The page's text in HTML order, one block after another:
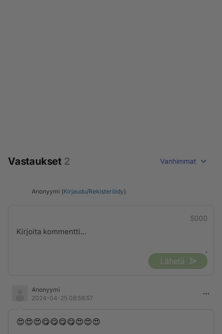
Vastaukset 2 Vanhimmat
Anonyymi (Kirjaudu/Rekisteröidy)
5000
Lähetä
Anonyymi
2024-04-25 08:58:57
😍😍😍😋😋😋😋😍😍😍